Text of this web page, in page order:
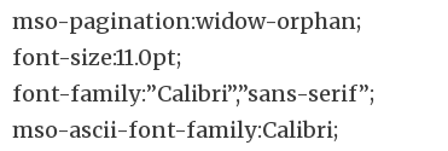
mso-pagination:widow-orphan;
font-size:11.0pt;
font-family:”Calibri”,”sans-serif”;
mso-ascii-font-family:Calibri;